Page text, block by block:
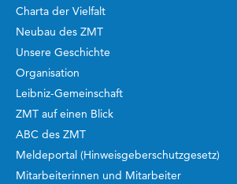
Charta der Vielfalt
Neubau des ZMT
Unsere Geschichte
Organisation
Leibniz-Gemeinschaft
ZMT auf einen Blick
ABC des ZMT
Meldeportal (Hinweisgeberschutzgesetz)
Mitarbeiterinnen und Mitarbeiter